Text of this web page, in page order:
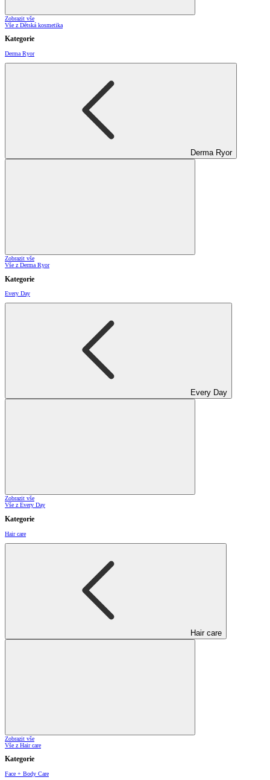
Zobrazit vše
Vše z Dětská kosmetika
Kategorie
Derma Ryor
Derma Ryor
Zobrazit vše
Vše z Derma Ryor
Kategorie
Every Day
Every Day
Zobrazit vše
Vše z Every Day
Kategorie
Hair care
Hair care
Zobrazit vše
Vše z Hair care
Kategorie
Face + Body Care